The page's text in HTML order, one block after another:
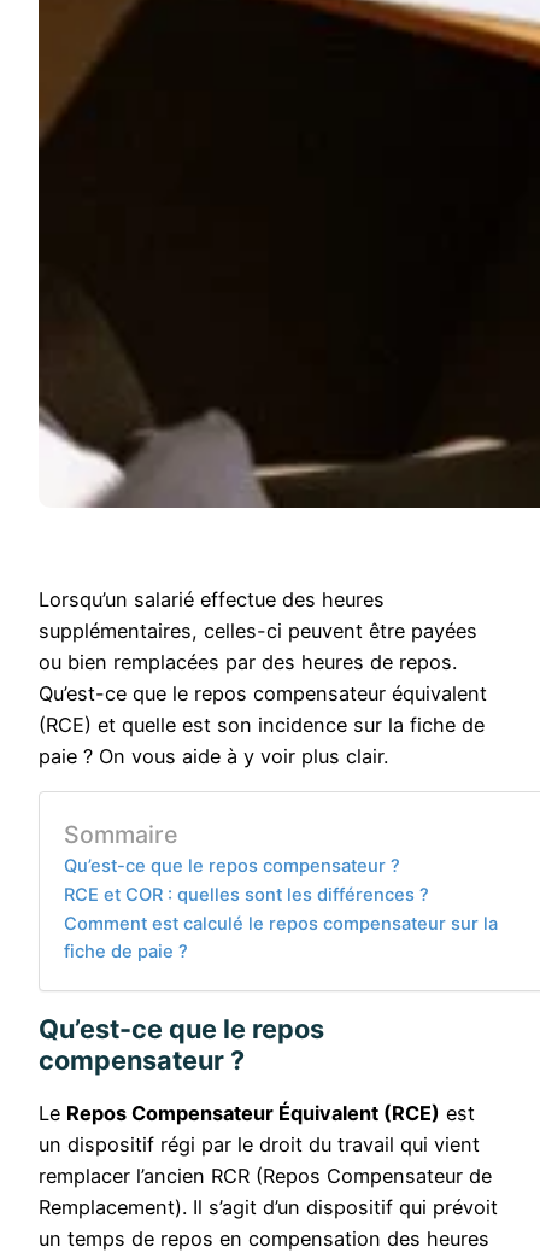
Lorsqu’un salarié effectue des heures
supplémentaires, celles-ci peuvent être payées
ou bien remplacées par des heures de repos.
Qu’est-ce que le repos compensateur équivalent
(RCE) et quelle est son incidence sur la fiche de
paie ? On vous aide à y voir plus clair.
Sommaire
Qu’est-ce que le repos compensateur ?
RCE et COR : quelles sont les différences ?
Comment est calculé le repos compensateur sur la
fiche de paie ?
Qu’est-ce que le repos
compensateur ?
Le Repos Compensateur Équivalent (RCE) est
un dispositif régi par le droit du travail qui vient
remplacer l’ancien RCR (Repos Compensateur de
Remplacement). Il s’agit d’un dispositif qui prévoit
un temps de repos en compensation des heures